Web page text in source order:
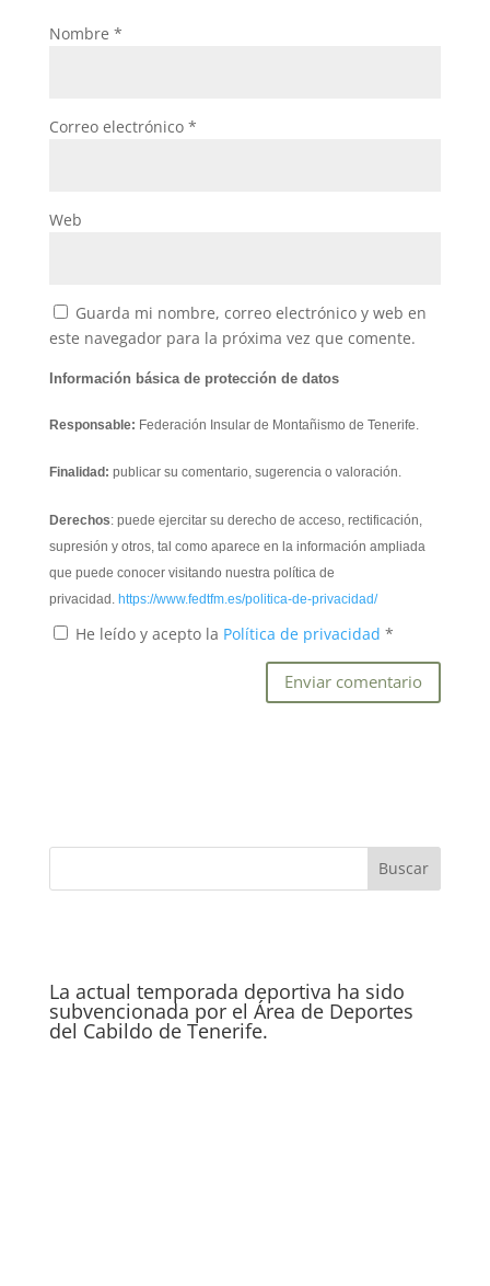
Nombre *
Correo electrónico *
Web
Guarda mi nombre, correo electrónico y web en
este navegador para la próxima vez que comente.
Información básica de protección de datos
Responsable: Federación Insular de Montañismo de Tenerife.
Finalidad: publicar su comentario, sugerencia o valoración.
Derechos: puede ejercitar su derecho de acceso, rectificación,
supresión y otros, tal como aparece en la información ampliada
que puede conocer visitando nuestra política de
privacidad. https://www.fedtfm.es/politica-de-privacidad/
He leído y acepto la Política de privacidad *
La actual temporada deportiva ha sido
subvencionada por el Área de Deportes
del Cabildo de Tenerife.